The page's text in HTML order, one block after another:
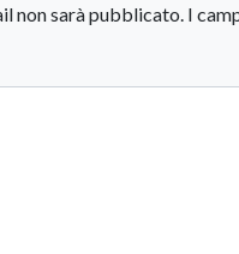
non sarà pubblicato. I